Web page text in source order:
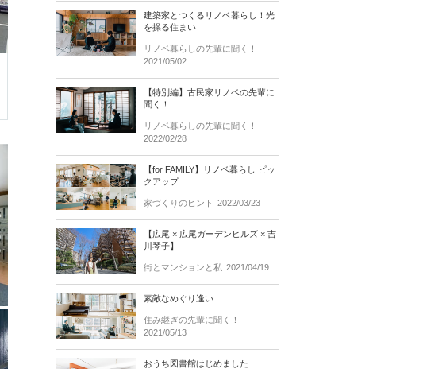
建築家とつくるリノベ暮らし！光
を操る住まい
リノベ暮らしの先輩に聞く！
2021/05/02
【特別編】古民家リノベの先輩に
聞く！
リノベ暮らしの先輩に聞く！
2022/02/28
【for FAMILY】リノベ暮らし ピッ
クアップ
家づくりのヒント 2022/03/23
【広尾 × 広尾ガーデンヒルズ × 吉
川琴子】
街とマンションと私 2021/04/19
素敵なめぐり逢い
住み継ぎの先輩に聞く！
2021/05/13
おうち図書館はじめました